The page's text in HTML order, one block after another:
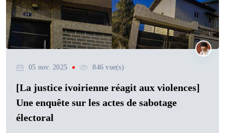
05 nov. 2025 846 vue(s)
[La justice ivoirienne réagit aux violences]
Une enquête sur les actes de sabotage
électoral